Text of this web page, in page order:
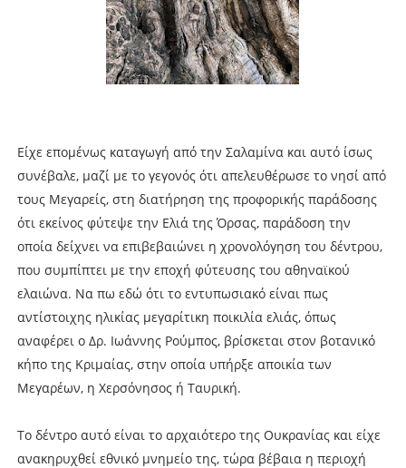
Είχε επομένως καταγωγή από την Σαλαμίνα και αυτό ίσως
συνέβαλε, μαζί με το γεγονός ότι απελευθέρωσε το νησί από
τους Μεγαρείς, στη διατήρηση της προφορικής παράδοσης
ότι εκείνος φύτεψε την Ελιά της Όρσας, παράδοση την
οποία δείχνει να επιβεβαιώνει η χρονολόγηση του δέντρου,
που συμπίπτει με την εποχή φύτευσης του αθηναϊκού
ελαιώνα. Να πω εδώ ότι το εντυπωσιακό είναι πως
αντίστοιχης ηλικίας μεγαρίτικη ποικιλία ελιάς, όπως
αναφέρει ο Δρ. Ιωάννης Ρούμπος, βρίσκεται στον βοτανικό
κήπο της Κριμαίας, στην οποία υπήρξε αποικία των
Μεγαρέων, η Χερσόνησος ή Ταυρική.
Το δέντρο αυτό είναι το αρχαιότερο της Ουκρανίας και είχε
ανακηρυχθεί εθνικό μνημείο της, τώρα βέβαια η περιοχή